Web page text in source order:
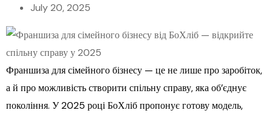
July 20, 2025
Франшиза для сімейного бізнесу — це не лише про заробіток,
а й про можливість створити спільну справу, яка об’єднує
покоління. У 2025 році БоХліб пропонує готову модель,